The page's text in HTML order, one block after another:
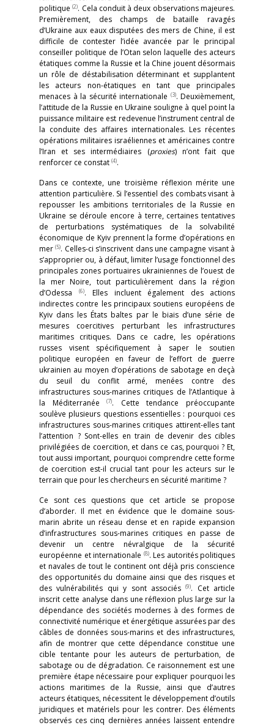
politique(2). Cela conduit à deux observations majeures.
Premièrement, des champs de bataille ravagés
d’Ukraine aux eaux disputées des mers de Chine, il est
difficile de contester l’idée avancée par le principal
conseiller politique de l’Otan selon laquelle des acteurs
étatiques comme la Russie et la Chine jouent désormais
un rôle de déstabilisation déterminant et supplantent
les acteurs non-étatiques en tant que principales
menaces à la sécurité internationale (3). Deuxièmement,
l’attitude de la Russie en Ukraine souligne à quel point la
puissance militaire est redevenue l’instrument central de
la conduite des affaires internationales. Les récentes
opérations militaires israéliennes et américaines contre
l’Iran et ses intermédiaires (proxies) n’ont fait que
renforcer ce constat (4).
Dans ce contexte, une troisième réflexion mérite une
attention particulière. Si l’essentiel des combats visant à
repousser les ambitions territoriales de la Russie en
Ukraine se déroule encore à terre, certaines tentatives
de perturbations systématiques de la solvabilité
économique de Kyiv prennent la forme d’opérations en
mer(5). Celles-ci s’inscrivent dans une campagne visant à
s’approprier ou, à défaut, limiter l’usage fonctionnel des
principales zones portuaires ukrainiennes de l’ouest de
la mer Noire, tout particulièrement dans la région
d’Odessa
(6). Elles incluent également des actions
indirectes contre les principaux soutiens européens de
Kyiv dans les États baltes par le biais d’une série de
mesures coercitives perturbant les infrastructures
maritimes critiques. Dans ce cadre, les opérations
russes visent spécifiquement à saper le soutien
politique européen en faveur de l’effort de guerre
ukrainien au moyen d’opérations de sabotage en deçà
du seuil du conflit armé, menées contre des
infrastructures sous-marines critiques de l’Atlantique à
la Méditerranée(7). Cette tendance préoccupante
soulève plusieurs questions essentielles : pourquoi ces
infrastructures sous-marines critiques attirent-elles tant
l’attention ? Sont-elles en train de devenir des cibles
privilégiées de coercition, et dans ce cas, pourquoi ? Et,
tout aussi important, pourquoi comprendre cette forme
de coercition est-il crucial tant pour les acteurs sur le
terrain que pour les chercheurs en sécurité maritime ?
Ce sont ces questions que cet article se propose
d’aborder. Il met en évidence que le domaine sous-
marin abrite un réseau dense et en rapide expansion
d’infrastructures sous-marines critiques en passe de
devenir un centre névralgique de la sécurité
européenne et internationale (8). Les autorités politiques
et navales de tout le continent ont déjà pris conscience
des opportunités du domaine ainsi que des risques et
des vulnérabilités qui y sont associés(9). Cet article
inscrit cette analyse dans une réflexion plus large sur la
dépendance des sociétés modernes à des formes de
connectivité numérique et énergétique assurées par des
câbles de données sous-marins et des infrastructures,
afin de montrer que cette dépendance constitue une
cible tentante pour les auteurs de perturbation, de
sabotage ou de dégradation. Ce raisonnement est une
première étape nécessaire pour expliquer pourquoi les
actions maritimes de la Russie, ainsi que d’autres
acteurs étatiques, nécessitent le développement d’outils
juridiques et matériels pour les contrer. Des éléments
observés ces cinq dernières années laissent entendre